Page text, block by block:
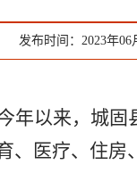
发布时间：2023年06
年以来，城固
、医疗、住